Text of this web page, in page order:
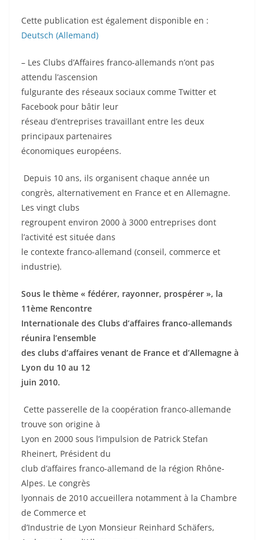
Cette publication est également disponible en :
Deutsch (Allemand)
– Les Clubs d’Affaires franco-allemands n’ont pas
attendu l’ascension
fulgurante des réseaux sociaux comme Twitter et
Facebook pour bâtir leur
réseau d’entreprises travaillant entre les deux
principaux partenaires
économiques européens.
Depuis 10 ans, ils organisent chaque année un
congrès, alternativement en France et en Allemagne.
Les vingt clubs
regroupent environ 2000 à 3000 entreprises dont
l’activité est située dans
le contexte franco-allemand (conseil, commerce et
industrie).
Sous le thème « fédérer, rayonner, prospérer », la
11ème Rencontre
Internationale des Clubs d’affaires franco-allemands
réunira l’ensemble
des clubs d’affaires venant de France et d’Allemagne à
Lyon du 10 au 12
juin 2010.
Cette passerelle de la coopération franco-allemande
trouve son origine à
Lyon en 2000 sous l’impulsion de Patrick Stefan
Rheinert, Président du
club d’affaires franco-allemand de la région Rhône-
Alpes. Le congrès
lyonnais de 2010 accueillera notamment à la Chambre
de Commerce et
d’Industrie de Lyon Monsieur Reinhard Schäfers,